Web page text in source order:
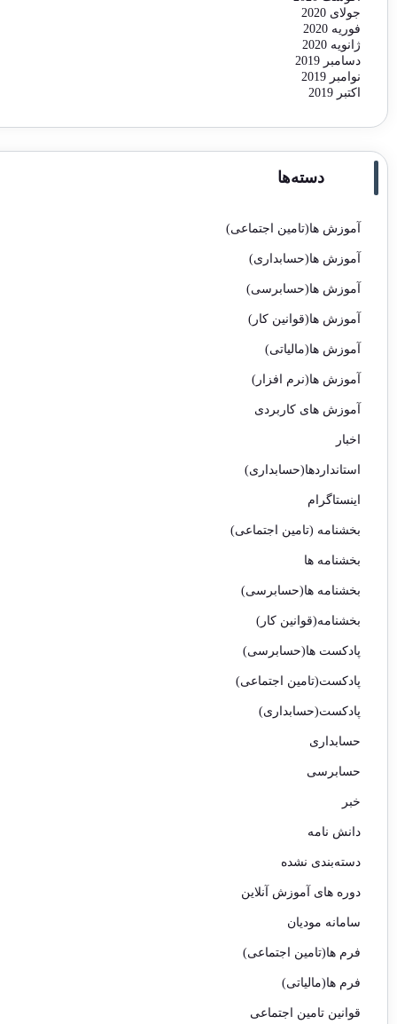
جولای 2020
فوریه 2020
ژانویه 2020
دسامبر 2019
نوامبر 2019
اکتبر 2019
دسته‌ها
آموزش ها(تامین اجتماعی)
آموزش ها(حسابداری)
آموزش ها(حسابرسی)
آموزش ها(قوانین کار)
آموزش ها(مالیاتی)
آموزش ها(نرم افزار)
آموزش های کاربردی
اخبار
استانداردها(حسابداری)
اینستاگرام
بخشنامه (تامین اجتماعی)
بخشنامه ها
بخشنامه ها(حسابرسی)
بخشنامه(قوانین کار)
پادکست ها(حسابرسی)
پادکست(تامین اجتماعی)
پادکست(حسابداری)
حسابداری
حسابرسی
خبر
دانش نامه
دسته‌بندی نشده
دوره های آموزش آنلاین
سامانه مودیان
فرم ها(تامین اجتماعی)
فرم ها(مالیاتی)
قوانین تامین اجتماعی